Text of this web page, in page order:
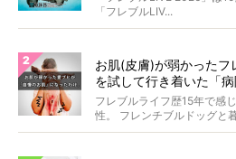
「フレブルLIV...
お肌(皮膚)が弱かったフ
を試して行き着いた「
フレブルライフ歴15年で感
性。 フレンチブルドッグと
者...